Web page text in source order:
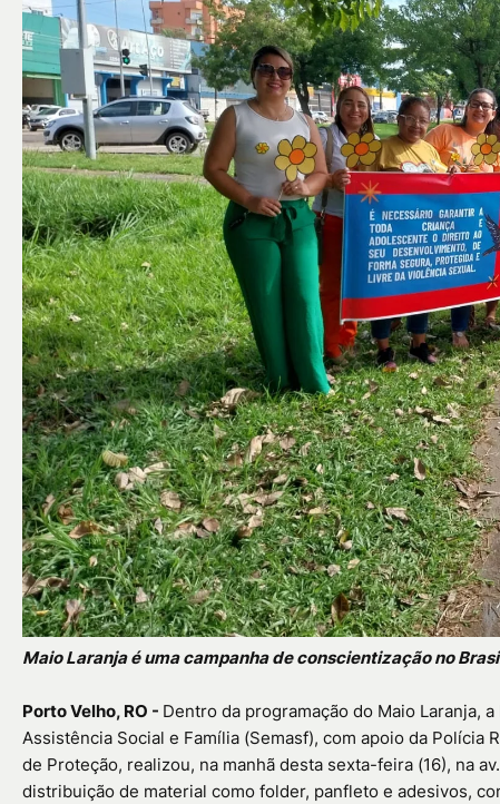
Maio Laranja é uma campanha de conscientização no
Porto Velho, RO - Dentro da programação do Maio Laranja,
Assistência Social e Família (Semasf), com apoio da
de Proteção, realizou, na manhã desta sexta-feira (16), na
distribuição de material como folder, panfleto e adesivos,